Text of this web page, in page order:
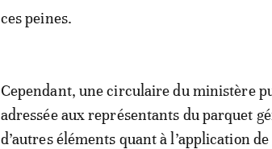
ces peines.
Cependant, une circulaire du ministère
adressée aux représentants du parquet
d’autres éléments quant à l’application